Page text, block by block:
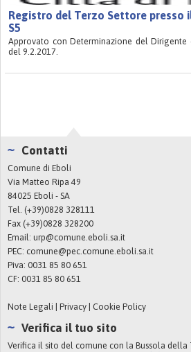
Registro del Terzo Settore presso
S5
Approvato con Determinazione del
del 9.2.2017.
Contatti
Comune di Eboli
Via Matteo Ripa 49
84025 Eboli - SA
Tel. (+39)0828 328111
Fax (+39)0828 328200
Email: urp@comune.eboli.sa.it
PEC: comune@pec.comune.eboli.sa.it
Piva: 0031 85 80 651
CF: 0031 85 80 651
Note Legali Privacy Cookie Policy
Verifica il tuo sito
Verifica il sito del comune con la Bussola della